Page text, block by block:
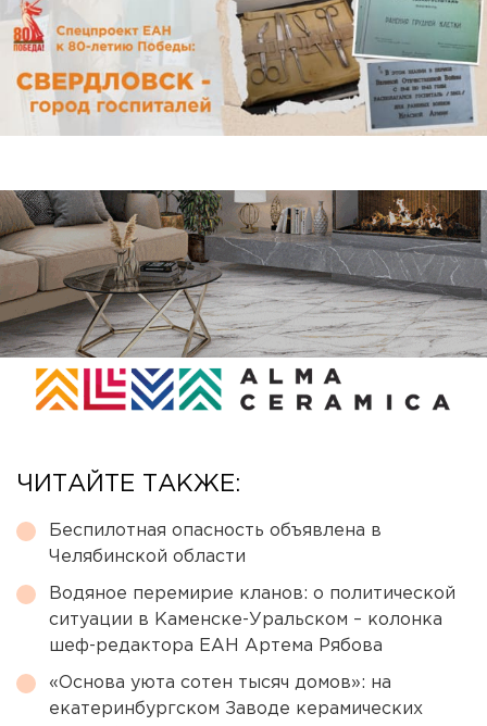
ЧИТАЙТЕ ТАКЖЕ:
Беспилотная опасность объявлена в
Челябинской области
Водяное перемирие кланов: о политической
ситуации в Каменске-Уральском – колонка
шеф-редактора ЕАН Артема Рябова
«Основа уюта сотен тысяч домов»: на
екатеринбургском Заводе керамических